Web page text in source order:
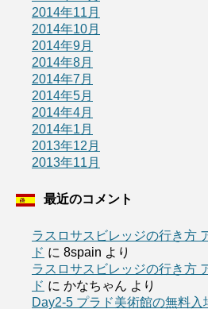
2014年11月
2014年10月
2014年9月
2014年8月
2014年7月
2014年5月
2014年4月
2014年1月
2013年12月
2013年11月
最近のコメント
ラスロサスビレッジの行き方
ド に 8spain より
ラスロサスビレッジの行き方
ド に かなちゃん より
Day2-5 プラド美術館の無料